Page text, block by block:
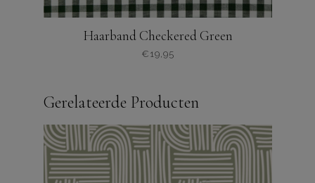
Haarband Checkered Green
€ 19,95
Gerelateerde Producten